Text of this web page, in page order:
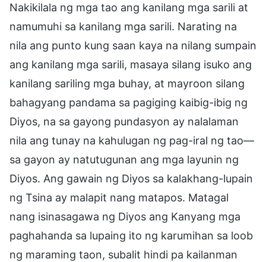
Nakikilala ng mga tao ang kanilang mga sarili at
namumuhi sa kanilang mga sarili. Narating na
nila ang punto kung saan kaya na nilang sumpain
ang kanilang mga sarili, masaya silang isuko ang
kanilang sariling mga buhay, at mayroon silang
bahagyang pandama sa pagiging kaibig-ibig ng
Diyos, na sa gayong pundasyon ay nalalaman
nila ang tunay na kahulugan ng pag-iral ng tao—
sa gayon ay natutugunan ang mga layunin ng
Diyos. Ang gawain ng Diyos sa kalakhang-lupain
ng Tsina ay malapit nang matapos. Matagal
nang isinasagawa ng Diyos ang Kanyang mga
paghahanda sa lupaing ito ng karumihan sa loob
ng maraming taon, subalit hindi pa kailanman